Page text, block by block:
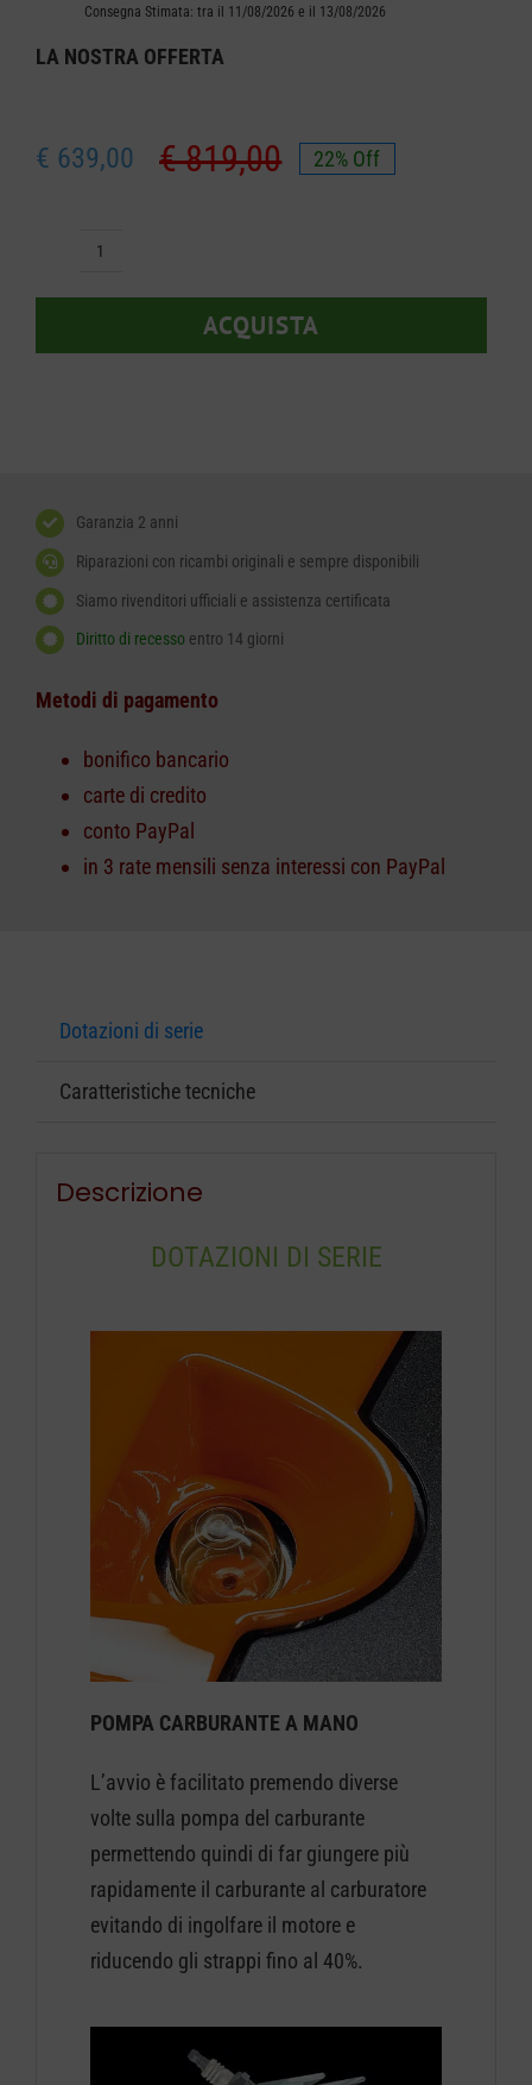
Consegna Stimata: tra il 11/08/2026 e il 13/08/2026
LA NOSTRA OFFERTA
€819,00Il
€ 819,00.
€ 639,00
Il
€ 639,00.
22% Off
Stihl
ACQUISTA
Garanzia 2 anni
Riparazioni con ricambi originali e sempre disponibili
Siamo rivenditori ufficiali e assistenza certificata
Diritto di recesso entro 14 giorni
Metodi di pagamento
bonifico bancario
carte di credito
conto PayPal
in 3 rate mensili senza interessi con PayPal
Dotazioni di serie
Caratteristiche tecniche
Descrizione
DOTAZIONI DI SERIE
POMPA CARBURANTE A MANO
L’avvio è facilitato premendo diverse
volte sulla pompa del carburante
permettendo quindi di far giungere più
rapidamente il carburante al carburatore
evitando di ingolfare il motore e
riducendo gli strappi fino al 40%.